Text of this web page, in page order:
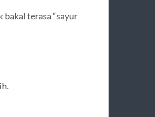
bakal terasa “sayur